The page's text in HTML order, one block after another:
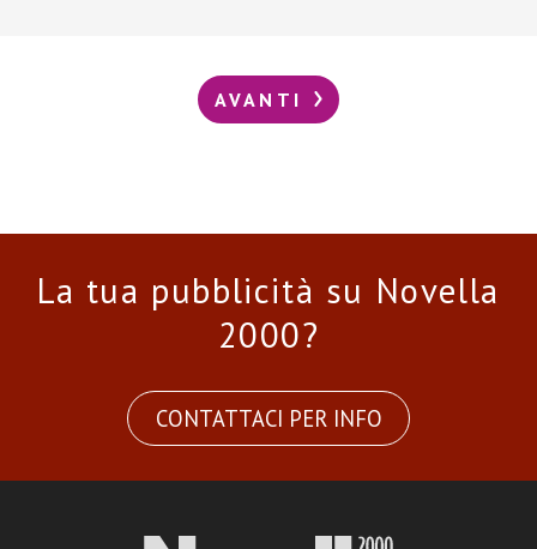
AVANTI
La tua pubblicità su Novella
2000?
CONTATTACI PER INFO